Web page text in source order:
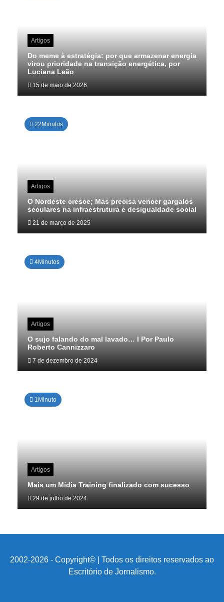
Artigos
Do meme à estratégia: por que armazenar energia
virou prioridade na transição energética, por
Luciana Leão
15 de maio de 2026
22Minutos
Artigos
O Nordeste cresce; Mas precisa vencer gargalos
seculares na infraestrutura e desigualdade social
21 de março de 2025
4Minutos
Artigos
O sujo falando do mal lavado… I Por Paulo
Roberto Cannizzaro
7 de dezembro de 2024
1Minuto
Artigos
Mais um Mídia Training finalizado com sucesso
29 de julho de 2024
2002-2026 - Copyright© | Todos os direitos reservados ao
Escritório de Jornalismo.